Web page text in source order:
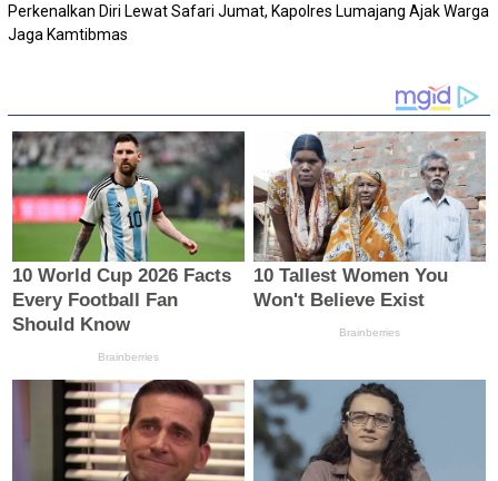
Perkenalkan Diri Lewat Safari Jumat, Kapolres Lumajang Ajak Warga
Jaga Kamtibmas